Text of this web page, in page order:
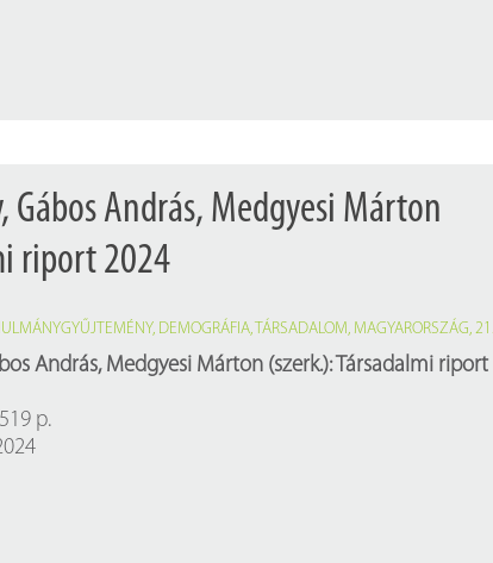
Gábos András, Medgyesi Márton
riport 2024
, DEMOGRÁFIA, TÁRSADALOM, MAGYARORSZÁG,
András, Medgyesi Márton (szerk.): Társadalmi riport
p.